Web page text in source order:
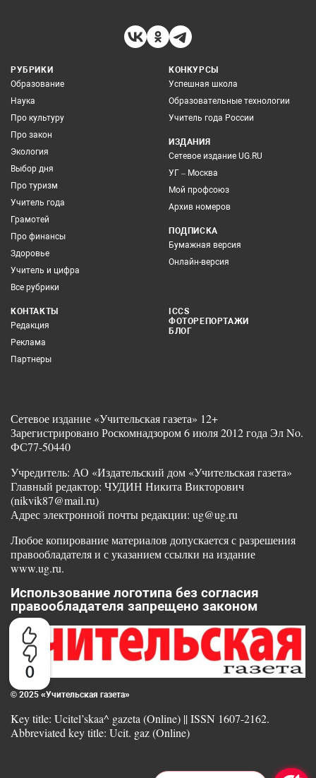
0
РУБРИКИ
Образование
Наука
Про культуру
Про закон
Экология
Выбор дня
Про туризм
Учитель года
Грамотей
Про финансы
Здоровье
Учитель и цифра
Все рубрики
КОНКУРСЫ
Успешная школа
Образовательные технологии
Учитель года России
ИЗДАНИЯ
Сетевое издание UG.RU
УГ – Москва
Мой профсоюз
Архив номеров
ПОДПИСКА
Бумажная версия
Онлайн-версия
КОНТАКТЫ
Редакция
Реклама
Партнеры
ICCS
ФОТОРЕПОРТАЖИ
БЛОГ
Сетевое издание «Учительская газета» 12+
Зарегистрировано Роскомнадзором 6 июля 2012 года Эл No.
ФС77-50440
Учредитель: АО «Издательский дом «Учительская газета»
Главный редактор: ЧУДИН Никита Викторович
(nikvik87@mail.ru)
Адрес электронной почты редакции: ug@ug.ru
Любое копирование материалов допускается с разрешения
правообладателя и с указанием ссылки на издание
www.ug.ru.
Использование логотипа без согласия
правообладателя запрещено законом
© 2025 «Учительская газета»
Key title: Ucitel’skaa^ gazeta (Online) || ISSN 1607-2162.
Abbreviated key title: Ucit. gaz (Online)